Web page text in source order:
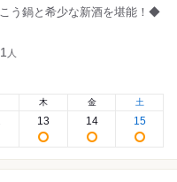
う鍋と希少な新酒を堪能！◆
人
木
13
金
14
土
15